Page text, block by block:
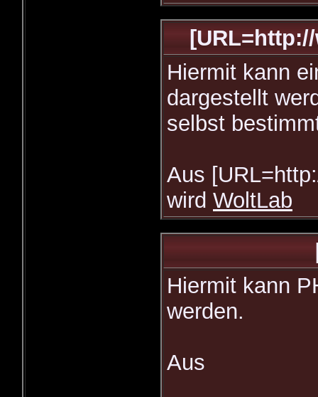
Hiermit kann
dargestellt
selbst
Aus
wird WoltLab
Hiermit kann
werden.
Aus